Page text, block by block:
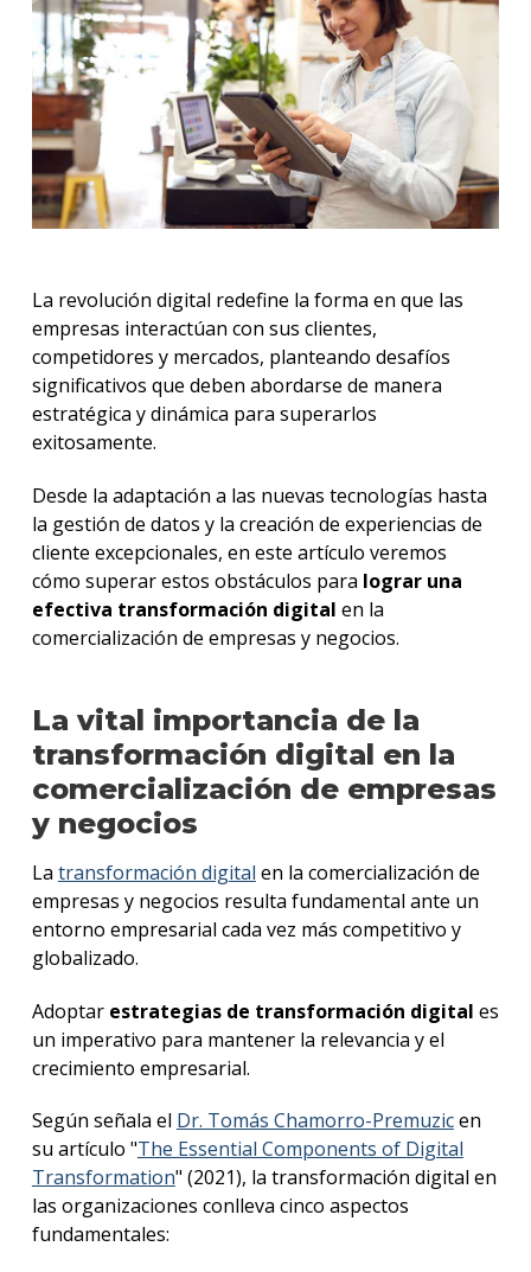
La revolución digital redefine la forma en que las
empresas interactúan con sus clientes,
competidores y mercados, planteando desafíos
significativos que deben abordarse de manera
estratégica y dinámica para superarlos
exitosamente.
Desde la adaptación a las nuevas tecnologías hasta
la gestión de datos y la creación de experiencias de
cliente excepcionales, en este artículo veremos
cómo superar estos obstáculos para lograr una
efectiva transformación digital en la
comercialización de empresas y negocios.
La vital importancia de la
transformación digital en la
comercialización de empresas
y negocios
La transformación digital en la comercialización de
empresas y negocios resulta fundamental ante un
entorno empresarial cada vez más competitivo y
globalizado.
Adoptar estrategias de transformación digital es
un imperativo para mantener la relevancia y el
crecimiento empresarial.
Según señala el Dr. Tomás Chamorro-Premuzicen
su artículo "The Essential Components of Digital
Transformation" (2021), la transformación digital en
las organizaciones conlleva cinco aspectos
fundamentales: